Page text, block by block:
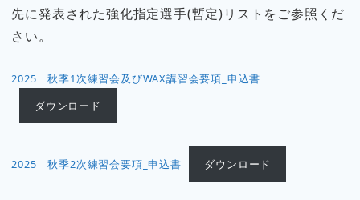
先に発表された強化指定選手(暫定)リストをご参照くだ
さい。
2025 秋季1次練習会及びWAX講習会要項_申込書
ダウンロード
2025 秋季2次練習会要項_申込書 ダウンロード